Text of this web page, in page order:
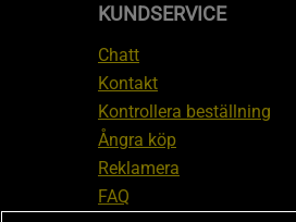
KUNDSERVICE
Chatt
Kontakt
Kontrollera beställning
Ångra köp
Reklamera
FAQ